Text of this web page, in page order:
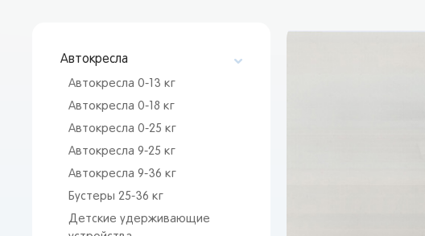
Автокресла
Автокресла 0-13 кг
Автокресла 0-18 кг
Автокресла 0-25 кг
Автокресла 9-25 кг
Автокресла 9-36 кг
Бустеры 25-36 кг
Детские удерживающие